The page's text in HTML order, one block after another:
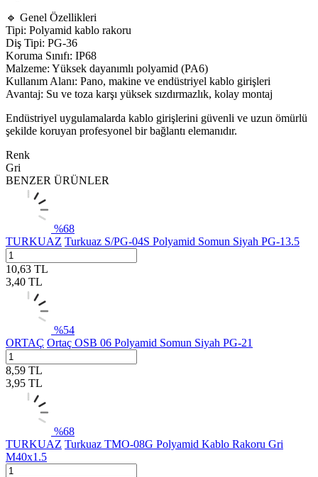
🔹 Genel Özellikleri
Tipi: Polyamid kablo rakoru
Diş Tipi: PG-36
Koruma Sınıfı: IP68
Malzeme: Yüksek dayanımlı polyamid (PA6)
Kullanım Alanı: Pano, makine ve endüstriyel kablo girişleri
Avantaj: Su ve toza karşı yüksek sızdırmazlık, kolay montaj
Endüstriyel uygulamalarda kablo girişlerini güvenli ve uzun ömürlü
şekilde koruyan profesyonel bir bağlantı elemanıdır.
Renk
Gri
BENZER ÜRÜNLER
%68
TURKUAZ Turkuaz S/PG-04S Polyamid Somun Siyah PG-13.5
10,63 TL
3,40 TL
%54
ORTAÇ Ortaç OSB 06 Polyamid Somun Siyah PG-21
8,59 TL
3,95 TL
%68
TURKUAZ Turkuaz TMO-08G Polyamid Kablo Rakoru Gri
M40x1.5